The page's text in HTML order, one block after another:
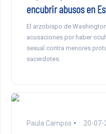
encubrir abusos en
El arzobispo de
acusaciones por haber
sexual contra menores
sacerdotes.
Paula Campos 20-07-